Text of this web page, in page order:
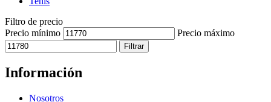
Filtro de precio
Precio mínimo
Precio máximo
Filtrar
Información
Nosotros